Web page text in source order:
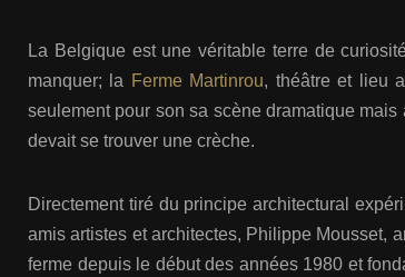
La Belgique est une véritable terre de
manquer; la Ferme Martinrou, théâtre et lieu
seulement pour son sa scène dramatique
devait se trouver une crèche.
Directement tiré du principe architectural
amis artistes et architectes, Philippe Mousset,
ferme depuis le début des années 1980 et